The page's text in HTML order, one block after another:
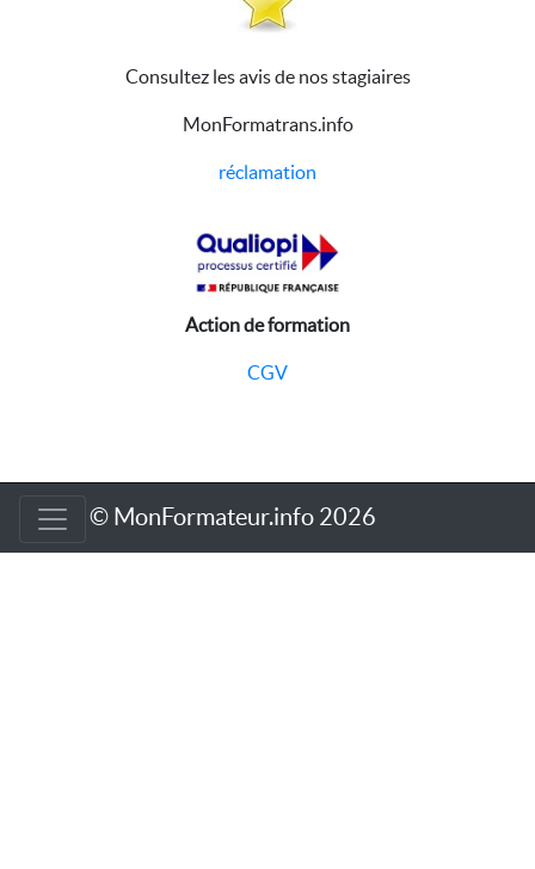
Consultez les avis de nos stagiaires
MonFormatrans.info
réclamation
Action de formation
CGV
© MonFormateur.info 2026